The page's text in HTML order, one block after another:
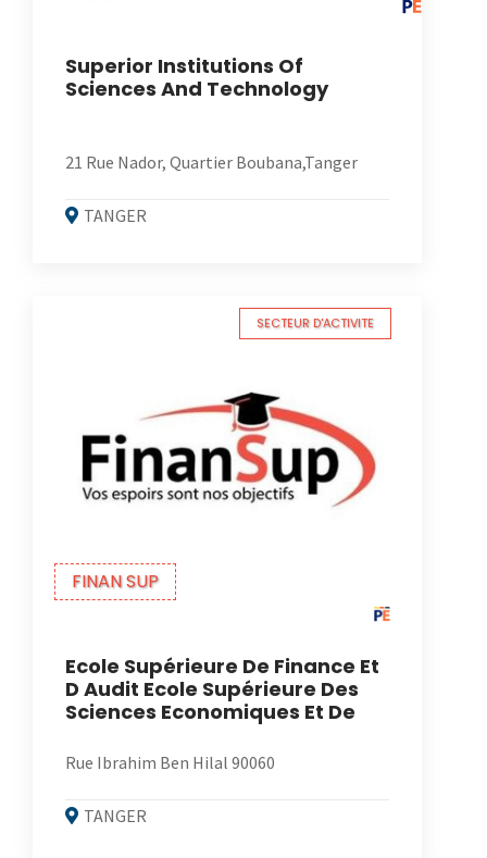
Superior Institutions Of
Sciences And Technology
21 Rue Nador, Quartier Boubana,Tanger
TANGER
FINAN SUP
SECTEUR D'ACTIVITE
Ecole Supérieure De Finance Et
D Audit Ecole Supérieure Des
Sciences Economiques Et De
Rue Ibrahim Ben Hilal 90060
TANGER